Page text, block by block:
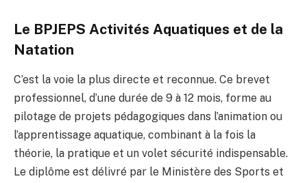
Le BPJEPS Activités Aquatiques et de la
Natation
C’est la voie la plus directe et reconnue. Ce brevet
professionnel, d’une durée de 9 à 12 mois, forme au
pilotage de projets pédagogiques dans l’animation ou
l’apprentissage aquatique, combinant à la fois la
théorie, la pratique et un volet sécurité indispensable.
Le diplôme est délivré par le Ministère des Sports et